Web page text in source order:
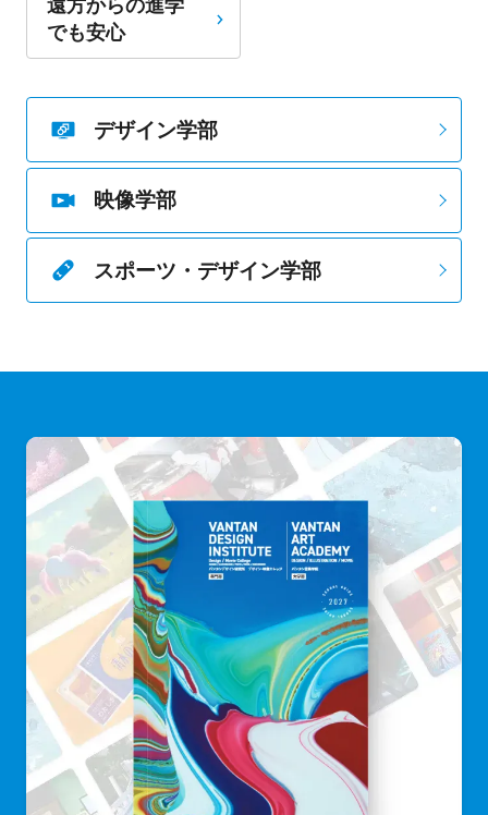
遠方からの進学
でも安心
デザイン学部
映像学部
スポーツ・デザイン学部